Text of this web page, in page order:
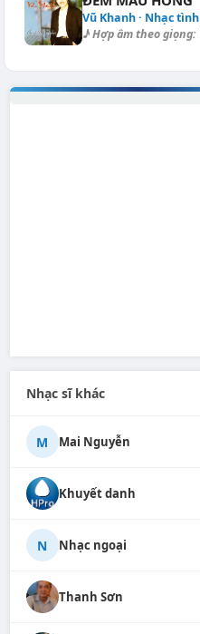
Vũ Khanh · Nhạc tình
Nhạc sĩ khác
M Mai Nguyễn
Khuyết danh
N Nhạc ngoại
Thanh Sơn